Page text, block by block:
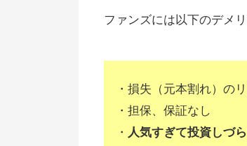
い
合どうなる？
ファンズには以下のデメ
・損失（元本割れ）の
・担保、保証なし
・ 人気すぎて投資しづ